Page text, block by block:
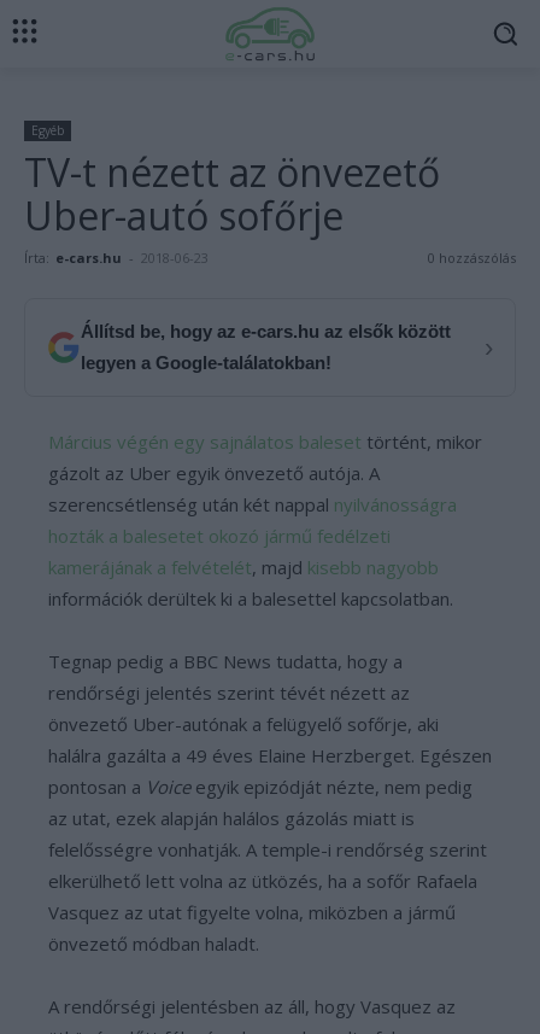
Egyéb
TV-t nézett az önvezető
Uber-autó sofőrje
Írta: e-cars.hu - 2018-06-23 0 hozzászólás
Állítsd be, hogy az e-cars.hu az elsők között
legyen a Google-találatokban!
›
Március végén egy sajnálatos baleset történt, mikor
gázolt az Uber egyik önvezető autója. A
szerencsétlenség után két nappal nyilvánosságra
hozták a balesetet okozó jármű fedélzeti
kamerájának a felvételét, majd kisebb nagyobb
információk derültek ki a balesettel kapcsolatban.
Tegnap pedig a BBC News tudatta, hogy a
rendőrségi jelentés szerint tévét nézett az
önvezető Uber-autónak a felügyelő sofőrje, aki
halálra gazálta a 49 éves Elaine Herzberget. Egészen
pontosan a Voiceegyik epizódját nézte, nem pedig
az utat, ezek alapján halálos gázolás miatt is
felelősségre vonhatják. A temple-i rendőrség szerint
elkerülhető lett volna az ütközés, ha a sofőr Rafaela
Vasquez az utat figyelte volna, miközben a jármű
önvezető módban haladt.
A rendőrségi jelentésben az áll, hogy Vasquez az